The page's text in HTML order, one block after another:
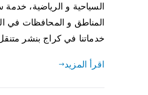
السياحية و الرياضية،
خدماتنا في كراج بنشر
اقرأ المزيد